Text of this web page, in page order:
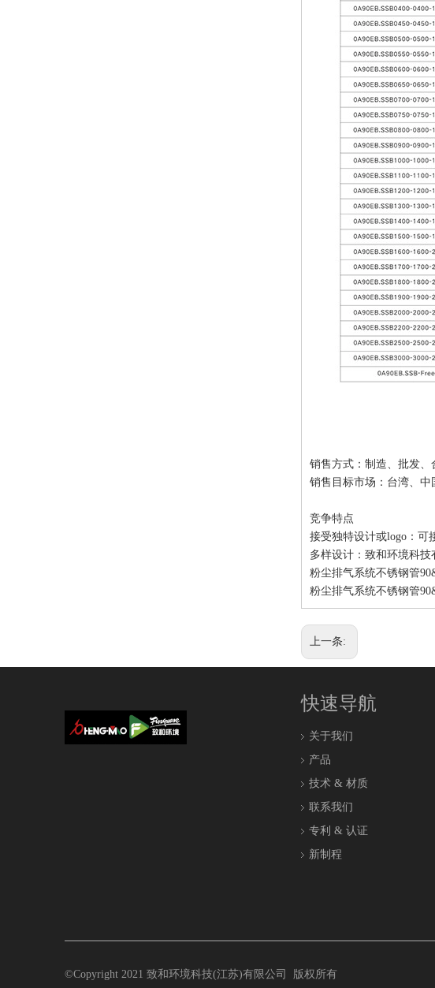
销售方式：制造、批发、
销售目标市场：台湾、中
竞争特点
接受独特设计或logo：可
多样设计：致和环境科
粉尘排气系统不锈钢管
粉尘排气系统不锈钢管
上一条:
快速导航
关于我们
产品
技术 & 材质
联系我们
专利 & 认证
新制程
©Copyright 2021 致和环境科技(江苏)有限公司 版权所有
top